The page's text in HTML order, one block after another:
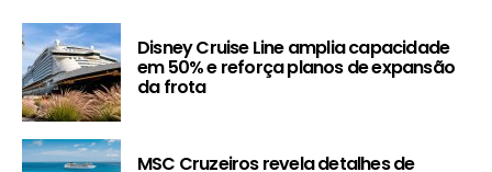
Disney Cruise Line amplia capacidade
em 50% e reforça planos de expansão
da frota
MSC Cruzeiros revela detalhes de